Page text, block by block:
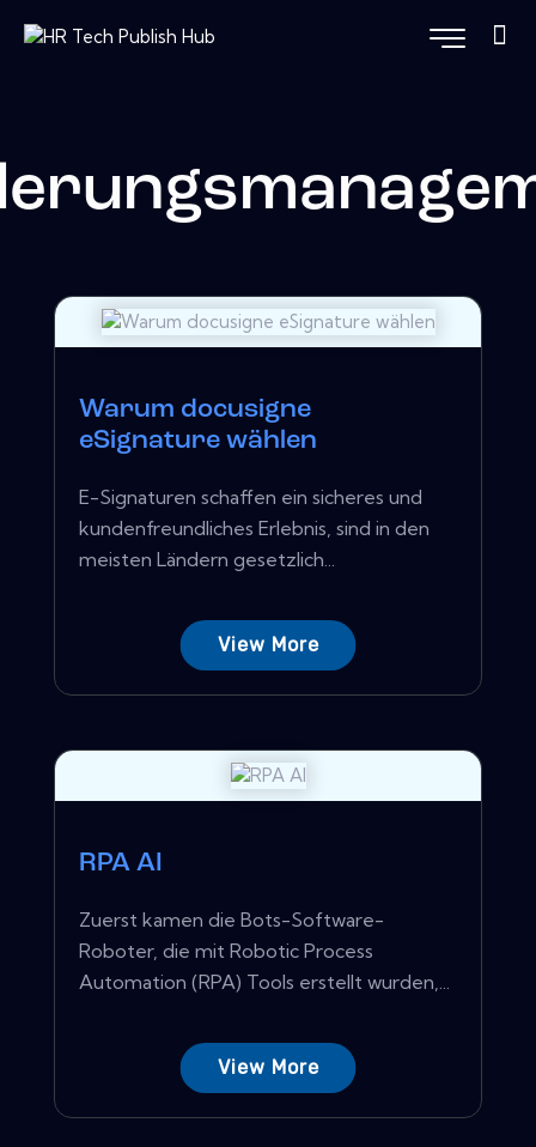
Warum docusigne
eSignature wählen
E-Signaturen schaffen ein sicheres und
kundenfreundliches Erlebnis, sind in den
meisten Ländern gesetzlich...
View More
RPA AI
Zuerst kamen die Bots-Software-
Roboter, die mit Robotic Process
Automation (RPA) Tools erstellt wurden,...
View More